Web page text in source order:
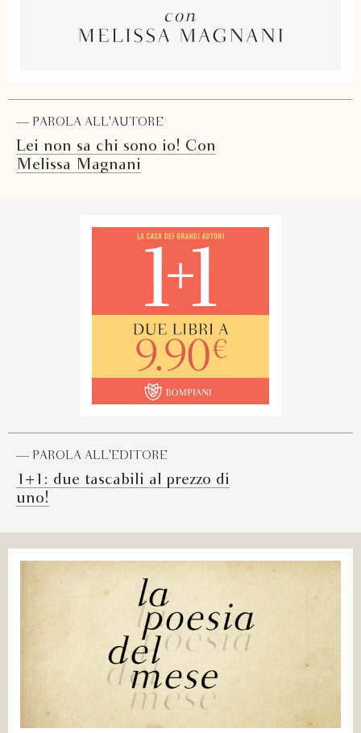
— PAROLA ALL'AUTORE
Lei non sa chi sono io! Con
Melissa Magnani
— PAROLA ALL'EDITORE
1+1: due tascabili al prezzo di
uno!